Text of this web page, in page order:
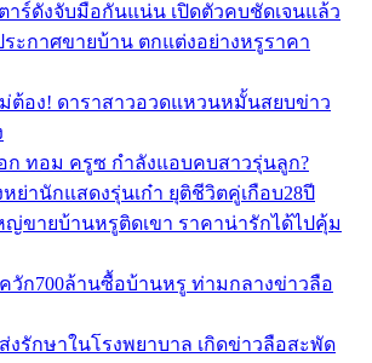
ร์ดังจับมือกันแน่น เปิดตัวคบชัดเจนแล้ว
ะกาศขายบ้าน ตกแต่งอย่างหรูราคา
ต้อง! ดาราสาวอวดแหวนหมั้นสยบข่าว
ก ทอม ครูซ กำลังแอบคบสาวรุ่นลูก?
ย่านักแสดงรุ่นเก๋า ยุติชีวิตคู่เกือบ28ปี
ขายบ้านหรูติดเขา ราคาน่ารักได้ไปคุ้ม
วัก700ล้านซื้อบ้านหรู ท่ามกลางข่าวลือ
งรักษาในโรงพยาบาล เกิดข่าวลือสะพัด